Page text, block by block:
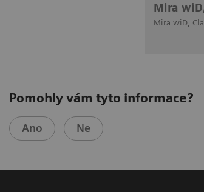
Mira
Mira wiD,
Pomohly vám tyto informace?
Ano Ne